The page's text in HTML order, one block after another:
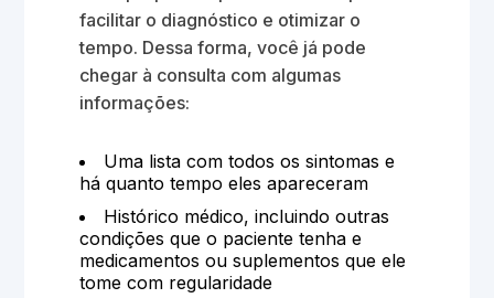
facilitar o diagnóstico e otimizar o
tempo. Dessa forma, você já pode
chegar à consulta com algumas
informações:
Uma lista com todos os sintomas e
há quanto tempo eles apareceram
Histórico médico, incluindo outras
condições que o paciente tenha e
medicamentos ou suplementos que ele
tome com regularidade